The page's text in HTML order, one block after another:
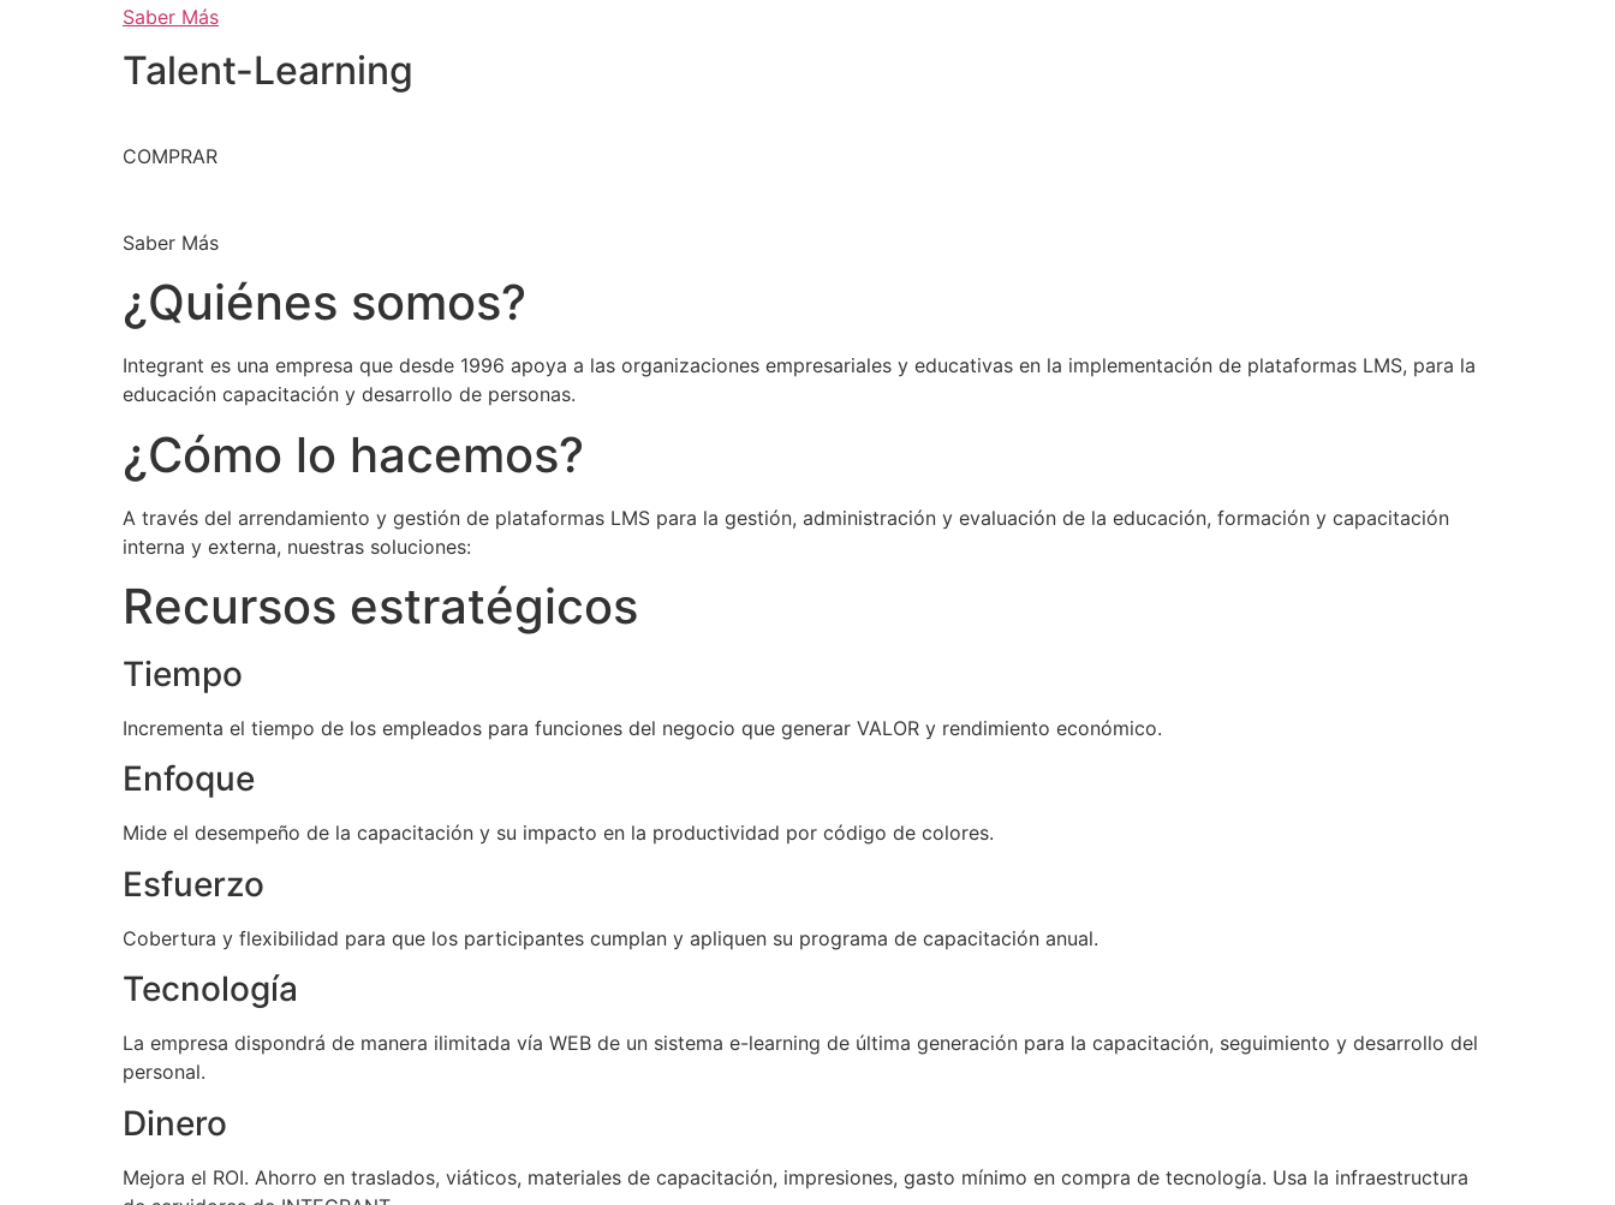
Saber Más
Talent-Learning
COMPRAR
Saber Más
¿Quiénes somos?
Integrant es una empresa que desde 1996 apoya a las organizaciones empresariales y educativas en la implementación de plataformas LMS, para la
educación capacitación y desarrollo de personas.
¿Cómo lo hacemos?
A través del arrendamiento y gestión de plataformas LMS para la gestión, administración y evaluación de la educación, formación y capacitación
interna y externa, nuestras soluciones:
Recursos estratégicos
Tiempo
Incrementa el tiempo de los empleados para funciones del negocio que generar VALOR y rendimiento económico.
Enfoque
Mide el desempeño de la capacitación y su impacto en la productividad por código de colores.
Esfuerzo
Cobertura y flexibilidad para que los participantes cumplan y apliquen su programa de capacitación anual.
Tecnología
La empresa dispondrá de manera ilimitada vía WEB de un sistema e-learning de última generación para la capacitación, seguimiento y desarrollo del
personal.
Dinero
Mejora el ROI. Ahorro en traslados, viáticos, materiales de capacitación, impresiones, gasto mínimo en compra de tecnología. Usa la infraestructura